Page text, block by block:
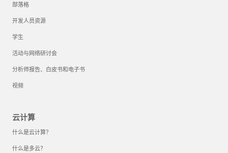
部落格
开发人员资源
学生
活动与网络研讨会
分析师报告、白皮书和电子书
视频
云计算
什么是云计算？
什么是多云？